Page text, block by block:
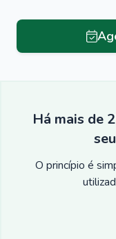
Há mais de
O princípio é